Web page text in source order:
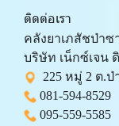
ติดต่อเรา
คลังยาเภสัชป่าซ
บริษัท เน็กซ์เจน
225 หมู่ 2 ต.ป่
081-594-8529
095-559-5585